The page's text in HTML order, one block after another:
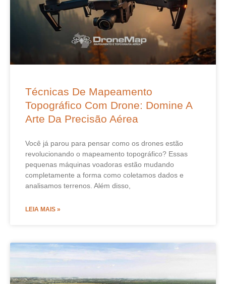
Técnicas De Mapeamento
Topográfico Com Drone: Domine A
Arte Da Precisão Aérea
Você já parou para pensar como os drones estão
revolucionando o mapeamento topográfico? Essas
pequenas máquinas voadoras estão mudando
completamente a forma como coletamos dados e
analisamos terrenos. Além disso,
LEIA MAIS »